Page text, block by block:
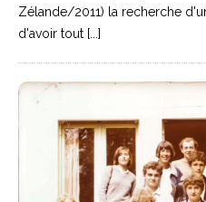
Zélande/2011) la recherche
d'avoir tout [...]